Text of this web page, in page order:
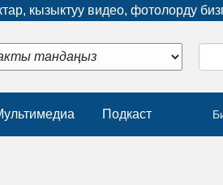
кызыктуу видео, фотолорду
Подкаст